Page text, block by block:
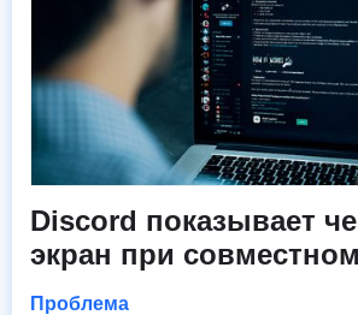
Discord показывает
экран при
Проблема